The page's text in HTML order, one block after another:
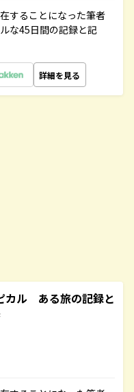
することになった筆者
な45日間の記録と記
詳細を見る
カル ある旅の記録と